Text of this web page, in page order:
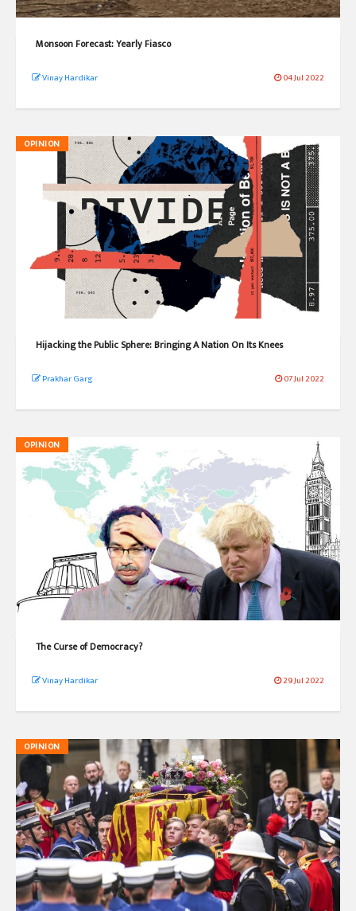
Monsoon Forecast: Yearly Fiasco
Vinay Hardikar 04 Jul 2022
OPINION
Hijacking the Public Sphere: Bringing A Nation On Its Knees
Prakhar Garg 07 Jul 2022
OPINION
The Curse of Democracy?
Vinay Hardikar 29 Jul 2022
OPINION